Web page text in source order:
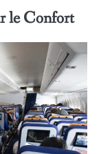
le Confort